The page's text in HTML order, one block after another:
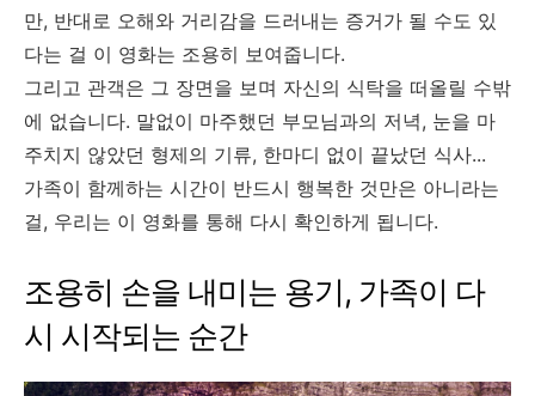
만, 반대로 오해와 거리감을 드러내는 증거가 될 수도 있
다는 걸 이 영화는 조용히 보여줍니다.
그리고 관객은 그 장면을 보며 자신의 식탁을 떠올릴 수밖
에 없습니다. 말없이 마주했던 부모님과의 저녁, 눈을 마
주치지 않았던 형제의 기류, 한마디 없이 끝났던 식사...
가족이 함께하는 시간이 반드시 행복한 것만은 아니라는
걸, 우리는 이 영화를 통해 다시 확인하게 됩니다.
조용히 손을 내미는 용기, 가족이 다
시 시작되는 순간